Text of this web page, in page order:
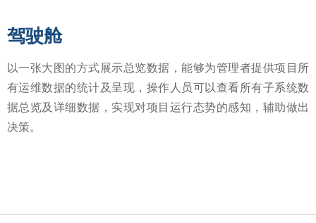
驾驶舱
以一张大图的方式展示总览数据，能够为管理者提供项目所
有运维数据的统计及呈现，操作人员可以查看所有子系统数
据总览及详细数据，实现对项目运行态势的感知，辅助做出
决策。